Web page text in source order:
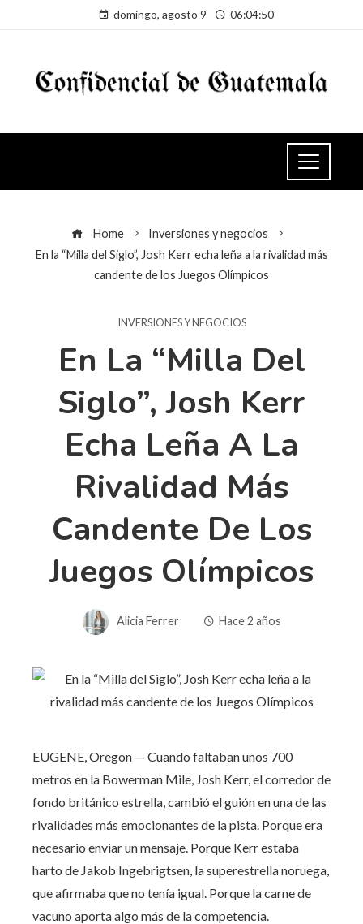
domingo, agosto 9 06:04:50
Home
Inversiones y negocios
En la “Milla del Siglo”, Josh Kerr echa leña a la rivalidad más
candente de los Juegos Olímpicos
INVERSIONES Y NEGOCIOS
En La “Milla Del
Siglo”, Josh Kerr
Echa Leña A La
Rivalidad Más
Candente De Los
Juegos Olímpicos
Alicia Ferrer Hace 2 años
EUGENE, Oregon — Cuando faltaban unos 700
metros en la Bowerman Mile, Josh Kerr, el corredor de
fondo británico estrella, cambió el guión en una de las
rivalidades más emocionantes de la pista. Porque era
necesario enviar un mensaje. Porque Kerr estaba
harto de Jakob Ingebrigtsen, la superestrella noruega,
que afirmaba que no tenía igual. Porque la carne de
vacuno aporta algo más de la competencia.